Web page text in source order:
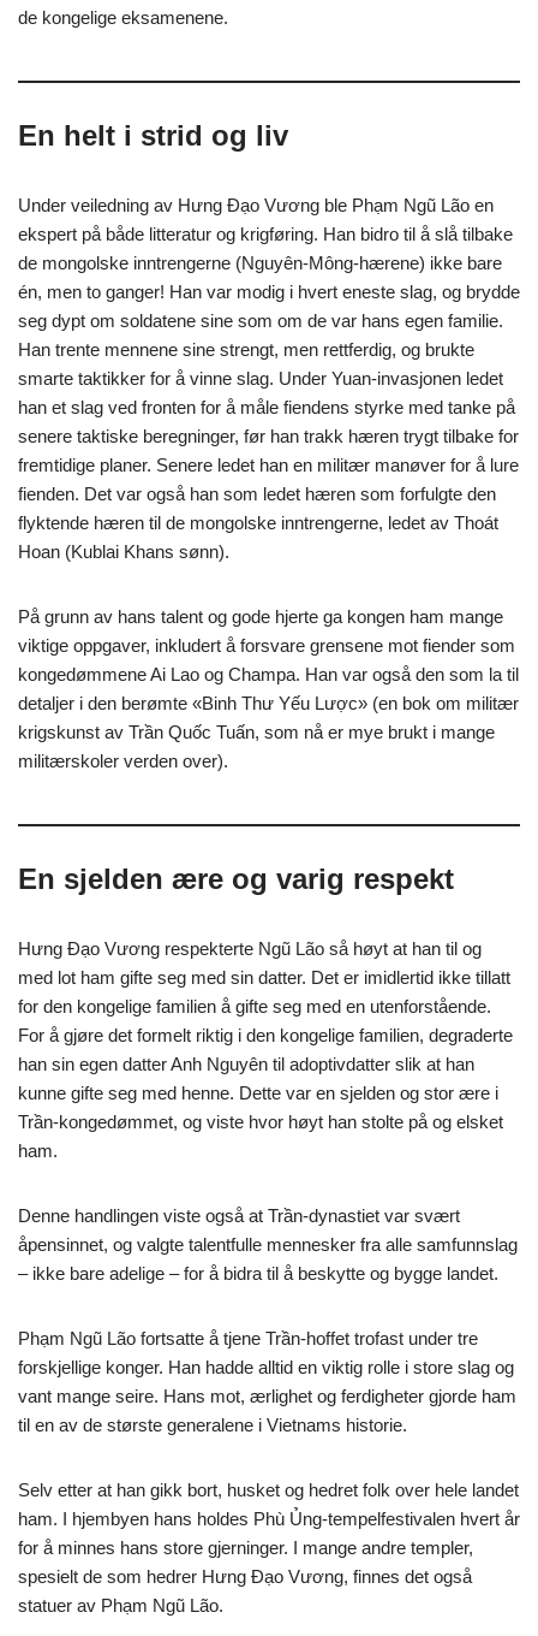
de kongelige eksamenene.
En helt i strid og liv
Under veiledning av Hưng Đạo Vương ble Phạm Ngũ Lão en
ekspert på både litteratur og krigføring. Han bidro til å slå tilbake
de mongolske inntrengerne (Nguyên-Mông-hærene) ikke bare
én, men to ganger! Han var modig i hvert eneste slag, og brydde
seg dypt om soldatene sine som om de var hans egen familie.
Han trente mennene sine strengt, men rettferdig, og brukte
smarte taktikker for å vinne slag. Under Yuan-invasjonen ledet
han et slag ved fronten for å måle fiendens styrke med tanke på
senere taktiske beregninger, før han trakk hæren trygt tilbake for
fremtidige planer. Senere ledet han en militær manøver for å lure
fienden. Det var også han som ledet hæren som forfulgte den
flyktende hæren til de mongolske inntrengerne, ledet av Thoát
Hoan (Kublai Khans sønn).
På grunn av hans talent og gode hjerte ga kongen ham mange
viktige oppgaver, inkludert å forsvare grensene mot fiender som
kongedømmene Ai Lao og Champa. Han var også den som la til
detaljer i den berømte «Binh Thư Yếu Lược» (en bok om militær
krigskunst av Trần Quốc Tuấn, som nå er mye brukt i mange
militærskoler verden over).
En sjelden ære og varig respekt
Hưng Đạo Vương respekterte Ngũ Lão så høyt at han til og
med lot ham gifte seg med sin datter. Det er imidlertid ikke tillatt
for den kongelige familien å gifte seg med en utenforstående.
For å gjøre det formelt riktig i den kongelige familien, degraderte
han sin egen datter Anh Nguyên til adoptivdatter slik at han
kunne gifte seg med henne. Dette var en sjelden og stor ære i
Trần-kongedømmet, og viste hvor høyt han stolte på og elsket
ham.
Denne handlingen viste også at Trần-dynastiet var svært
åpensinnet, og valgte talentfulle mennesker fra alle samfunnslag
– ikke bare adelige – for å bidra til å beskytte og bygge landet.
Phạm Ngũ Lão fortsatte å tjene Trần-hoffet trofast under tre
forskjellige konger. Han hadde alltid en viktig rolle i store slag og
vant mange seire. Hans mot, ærlighet og ferdigheter gjorde ham
til en av de største generalene i Vietnams historie.
Selv etter at han gikk bort, husket og hedret folk over hele landet
ham. I hjembyen hans holdes Phù Ủng-tempelfestivalen hvert år
for å minnes hans store gjerninger. I mange andre templer,
spesielt de som hedrer Hưng Đạo Vương, finnes det også
statuer av Phạm Ngũ Lão.